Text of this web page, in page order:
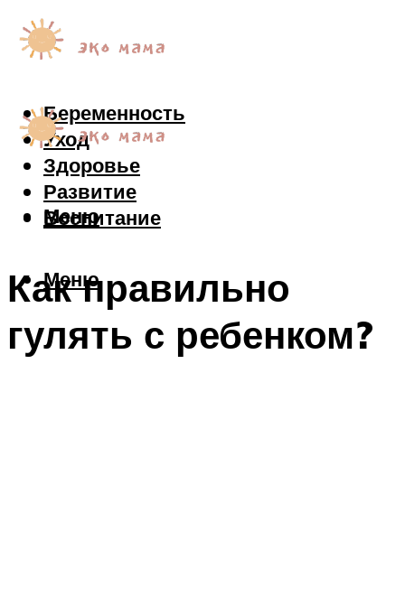
Беременность
Уход
Здоровье
Развитие
Воспитание
Меню
Меню
Как правильно
гулять с ребенком?